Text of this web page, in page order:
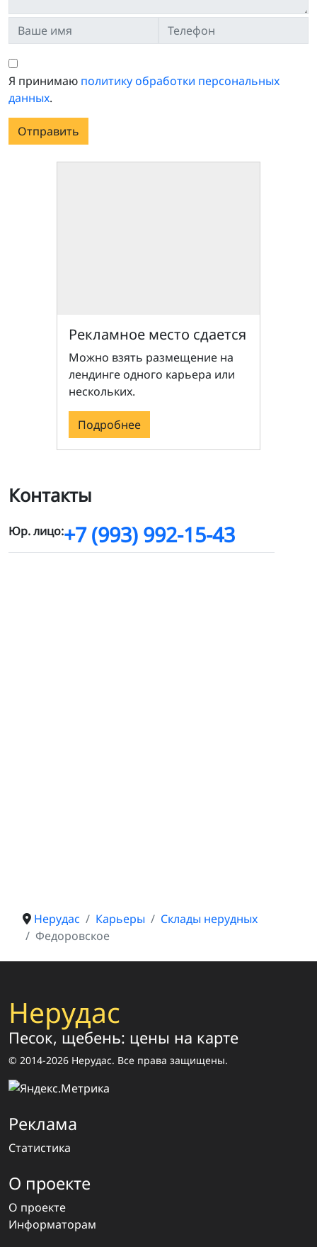
Я принимаю политику обработки персональных
данных.
Отправить
Рекламное место сдается
Можно взять размещение на
лендинге одного карьера или
нескольких.
Подробнее
Контакты
Юр. лицо:+7 (993) 992-15-43
Нерудас Карьеры
Склады нерудных
Федоровское
Нерудас
Песок, щебень: цены на карте
© 2014-2026 Нерудас. Все права защищены.
Реклама
Статистика
О проекте
О проекте
Информаторам